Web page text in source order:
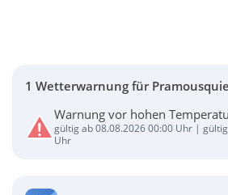
1 Wetterwarnung für
Warnung vor hohen
gültig ab 08.08.2026 00:00 Uhr |
Uhr